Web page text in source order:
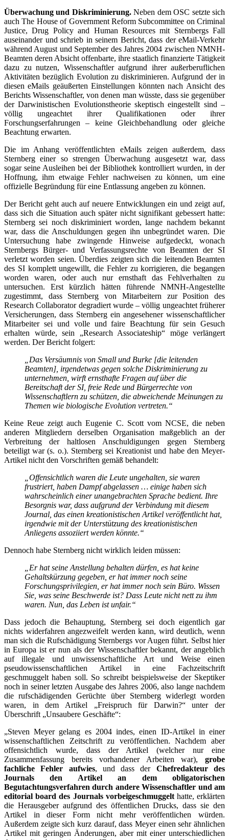
Überwachung und Diskriminierung.Neben dem OSC setzte sich
auch The House of Government Reform Subcommittee on Criminal
Justice, Drug Policy and Human Resources mit Sternbergs Fall
auseinander und schrieb in seinem Bericht, dass der eMail-Verkehr
während August und September des Jahres 2004 zwischen NMNH-
Beamten deren Absicht offenbarte, ihre staatlich finanzierte Tätigkeit
dazu zu nutzen, Wissenschaftler aufgrund ihrer außerberuflichen
Aktivitäten bezüglich Evolution zu diskriminieren. Aufgrund der in
diesen eMails geäußerten Einstellungen könnten nach Ansicht des
Berichts Wissenschaftler, von denen man wüsste, dass sie gegenüber
der Darwinistischen Evolutionstheorie skeptisch eingestellt sind –
völlig ungeachtet ihrer Qualifikationen oder ihrer
Forschungserfahrungen – keine Gleichbehandlung oder gleiche
Beachtung erwarten.
Die im Anhang veröffentlichten eMails zeigen außerdem, dass
Sternberg einer so strengen Überwachung ausgesetzt war, dass
sogar seine Ausleihen bei der Bibliothek kontrolliert wurden, in der
Hoffnung, ihm etwaige Fehler nachweisen zu können, um eine
offizielle Begründung für eine Entlassung angeben zu können.
Der Bericht geht auch auf neuere Entwicklungen ein und zeigt auf,
dass sich die Situation auch später nicht signifikant gebessert hatte:
Sternberg sei noch diskriminiert worden, lange nachdem bekannt
war, dass die Anschuldungen gegen ihn unbegründet waren. Die
Untersuchung habe zwingende Hinweise aufgedeckt, wonach
Sternbergs Bürger- und Verfassungsrechte von Beamten der SI
verletzt worden seien. Überdies zeigten sich die leitenden Beamten
des SI komplett ungewillt, die Fehler zu korrigieren, die begangen
worden waren, oder auch nur ernsthaft das Fehlverhalten zu
untersuchen. Erst kürzlich hätten führende NMNH-Angestellte
zugestimmt, dass Sternberg von Mitarbeitern zur Position des
Research Collaborator degradiert wurde – völlig ungeachtet früherer
Versicherungen, dass Sternberg ein angesehener wissenschaftlicher
Mitarbeiter sei und volle und faire Beachtung für sein Gesuch
erhalten würde, sein „Research Associateship“ möge verlängert
werden. Der Bericht folgert:
„Das Versäumnis von Small und Burke [die leitenden
Beamten], irgendetwas gegen solche Diskriminierung zu
unternehmen, wirft ernsthafte Fragen auf über die
Bereitschaft der SI, freie Rede und Bürgerrechte von
Wissenschaftlern zu schützen, die abweichende Meinungen zu
Themen wie biologische Evolution vertreten.“
Keine Reue zeigt auch Eugenie C. Scott vom NCSE, die neben
anderen Mitgliedern derselben Organisation maßgeblich an der
Verbreitung der haltlosen Anschuldigungen gegen Sternberg
beteiligt war (s. o.). Sternberg sei Kreationist und habe den Meyer-
Artikel nicht den Vorschriften gemäß behandelt:
„Offensichtlich waren die Leute ungehalten, sie waren
frustriert, haben Dampf abgelassen … einige haben sich
wahrscheinlich einer unangebrachten Sprache bedient. Ihre
Besorgnis war, dass aufgrund der Verbindung mit diesem
Journal, das einen kreationistischen Artikel veröffentlicht hat,
irgendwie mit der Unterstützung des kreationistischen
Anliegens assoziiert werden könnte.“
Dennoch habe Sternberg nicht wirklich leiden müssen:
„Er hat seine Anstellung behalten dürfen, es hat keine
Gehaltskürzung gegeben, er hat immer noch seine
Forschungsprivilegien, er hat immer noch sein Büro. Wissen
Sie, was seine Beschwerde ist? Dass Leute nicht nett zu ihm
waren. Nun, das Leben ist unfair.“
Dass jedoch die Behauptung, Sternberg sei doch eigentlich gar
nichts widerfahren angezweifelt werden kann, wird deutlich, wenn
man sich die Rufschädigung Sternbergs vor Augen führt. Selbst hier
in Europa ist er nun als der Wissenschaftler bekannt, der angeblich
auf illegale und unwissenschaftliche Art und Weise einen
pseudowissenschaftlichen Artikel in eine Fachzeitschrift
geschmuggelt haben soll. So schreibt beispielsweise der Skeptiker
noch in seiner letzten Ausgabe des Jahres 2006, also lange nachdem
die rufschädigenden Gerüchte über Sternberg widerlegt worden
waren, in dem Artikel „Freispruch für Darwin?“ unter der
Überschrift „Unsaubere Geschäfte“:
„Steven Meyer gelang es 2004 indes, einen ID-Artikel in einer
wissenschaftlichen Zeitschrift zu veröffentlichen. Nachdem aber
offensichtlich wurde, dass der Artikel (welcher nur eine
Zusammenfassung bereits vorhandener Arbeiten war), grobe
fachliche Fehler aufwies, und dass der Chefredakteur des
Journals den Artikel an dem obligatorischen
Begutachtungsverfahren durch andere Wissenschaftler und am
editorial board des Journals vorbeigeschmuggelthatte, erklärten
die Herausgeber aufgrund des öffentlichen Drucks, dass sie den
Artikel in dieser Form nicht mehr veröffentlichen würden.
Außerdem zeigte sich kurz darauf, dass Meyer einen sehr ähnlichen
Artikel mit geringen Änderungen, aber mit einer unterschiedlichen